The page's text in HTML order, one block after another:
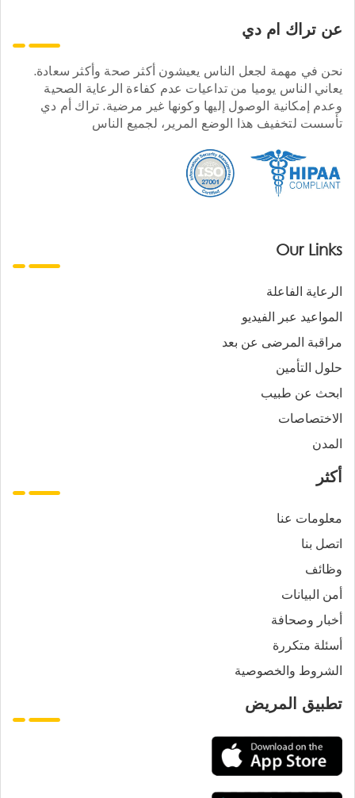
عن تراك ام دي
نحن في مهمة لجعل الناس يعيشون أكثر صحة وأكثر سعادة.
يعاني الناس يوميا من تداعيات عدم كفاءة الرعاية الصحية
وعدم إمكانية الوصول إليها وكونها غير مرضية. تراك أم دي
تأسست لتخفيف هذا الوضع المرير، لجميع الناس
Our Links
الرعاية الفاعلة
المواعيد عبر الفيديو
مراقبة المرضى عن بعد
حلول التأمين
ابحث عن طبيب
الاختصاصات
المدن
أكثر
معلومات عنا
اتصل بنا
وظائف
أمن البيانات
أخبار وصحافة
أسئلة متكررة
الشروط والخصوصية
تطبيق المريض